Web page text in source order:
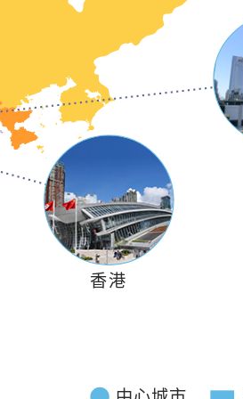
香港
《政府電視宣傳短片》
便利生活措施篇